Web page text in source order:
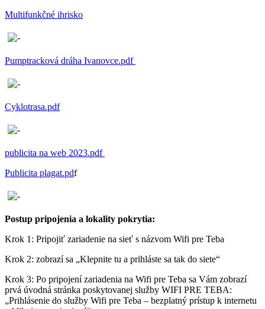
Multifunkčné ihrisko
Pumptracková dráha Ivanovce.pdf
Cyklotrasa.pdf
publicita na web 2023.pdf
Publicita plagat.pdf
Postup pripojenia a lokality pokrytia:
Krok 1: Pripojiť zariadenie na sieť s názvom Wifi pre Teba
Krok 2: zobrazí sa „Klepnite tu a prihláste sa tak do siete“
Krok 3: Po pripojení zariadenia na Wifi pre Teba sa Vám zobrazí
prvá úvodná stránka poskytovanej služby WIFI PRE TEBA:
„Prihlásenie do služby Wifi pre Teba – bezplatný prístup k internetu